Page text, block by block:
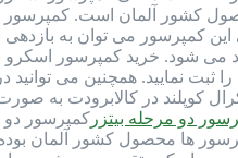
کشور آلمان است. کمپرسور
می شود. خرید کمپرسور اسکرو
را ثبت نمایید. همچنین می
کوپلند در کالابرودت به
دو مرحله بیتزر
ها محصول کشور آلمان بوده